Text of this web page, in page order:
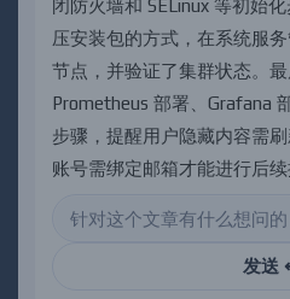
闭防火墙和 SEL inux 等初始化
压安装包的方式 ， 在系统服务
节点 ， 并验证了集群状态。 最
Prometheus 部署 Grafana
步骤 ， 提醒用 户隐藏内容需刷
账号需绑定邮箱才能进行后续
发送